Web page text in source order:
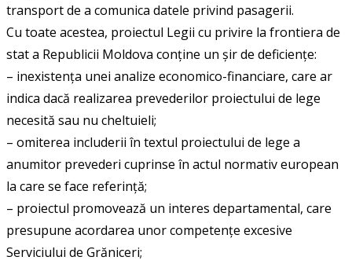
transport de a comunica datele privind pasagerii.
Cu toate acestea, proiectul Legii cu privire la frontiera de
stat a Republicii Moldova conține un șir de deficiențe:
– inexistența unei analize economico-financiare, care ar
indica dacă realizarea prevederilor proiectului de lege
necesită sau nu cheltuieli;
– omiterea includerii în textul proiectului de lege a
anumitor prevederi cuprinse în actul normativ european
la care se face referință;
– proiectul promovează un interes departamental, care
presupune acordarea unor competențe excesive
Serviciului de Grăniceri;